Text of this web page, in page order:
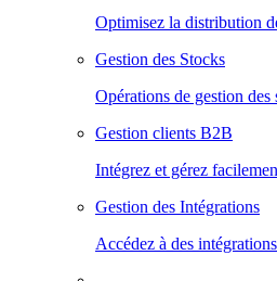
Optimisez la distribution
Gestion des Stocks
Opérations de gestion des
Gestion clients B2B
Intégrez et gérez
Gestion des Intégrations
Accédez à des